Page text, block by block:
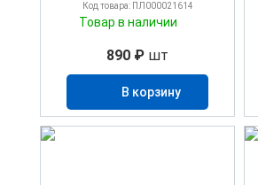
Код товара: ПЛ000021614
Товар в наличии
890 ₽ шт
В корзину